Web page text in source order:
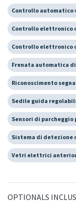
Controllo automatico
Controllo elettronico
Controllo elettronico
Frenata automatica
Riconoscimento
Sedile guida
Sensori di
Sistema di
Vetri elettrici
OPTIONALS